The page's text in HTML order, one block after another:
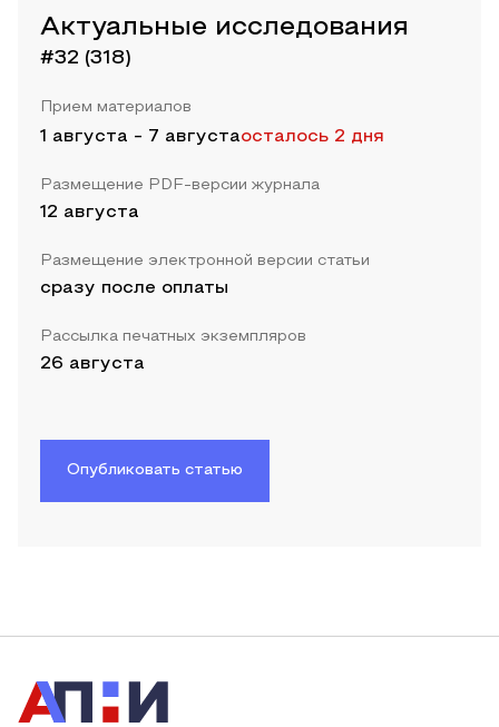
Актуальные исследования
#32 (318)
Прием материалов
1 августа - 7 августаосталось 2 дня
Размещение PDF-версии журнала
12 августа
Размещение электронной версии статьи
сразу после оплаты
Рассылка печатных экземпляров
26 августа
Опубликовать статью